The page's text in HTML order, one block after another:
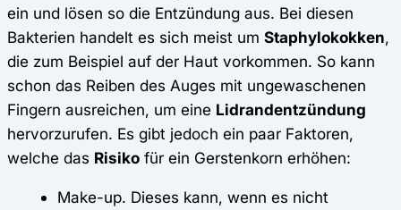
ein und lösen so die Entzündung aus. Bei diesen
Bakterien handelt es sich meist um Staphylokokken,
die zum Beispiel auf der Haut vorkommen. So kann
schon das Reiben des Auges mit ungewaschenen
Fingern ausreichen, um eine Lidrandentzündung
hervorzurufen. Es gibt jedoch ein paar Faktoren,
welche das Risiko für ein Gerstenkorn erhöhen:
Make-up. Dieses kann, wenn es nicht